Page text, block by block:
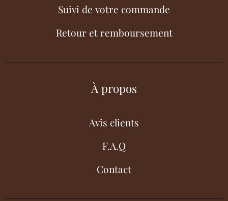
Suivi de votre commande
Retour et remboursement
À propos
Avis clients
F.A.Q
Contact